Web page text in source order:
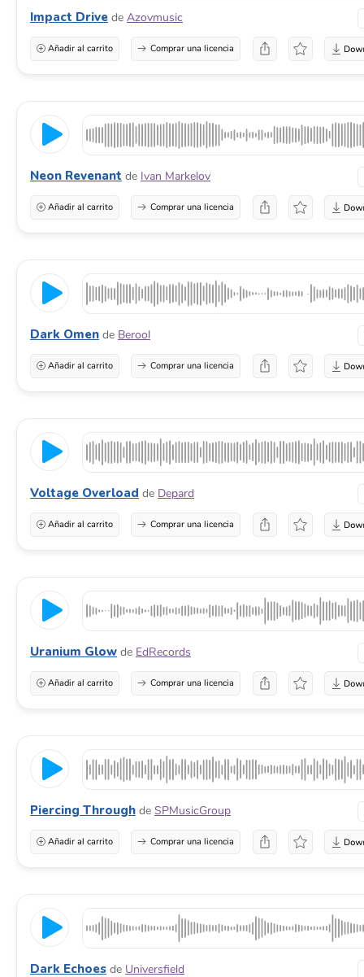
Impact Drive de Azovmusic
Añadir al carrito Comprar una licencia
Neon Revenant de Ivan Markelov
Añadir al carrito Comprar una licencia
Dark Omen de Berool
Añadir al carrito Comprar una licencia
Voltage Overload de Depard
Añadir al carrito Comprar una licencia
Uranium Glow de EdRecords
Añadir al carrito Comprar una licencia
Piercing Through de SPMusicGroup
Añadir al carrito Comprar una licencia
Dark Echoes de Universfield